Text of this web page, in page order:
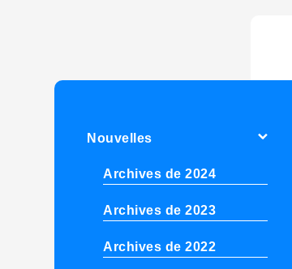
Nouvelles
Archives de 2024
Archives de 2023
Archives de 2022